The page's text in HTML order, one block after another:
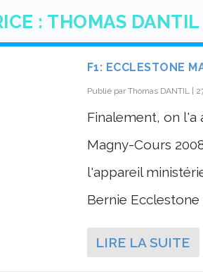
: THOMAS DANTIL
F1: ECCLESTONE
Publié par Thomas DANTIL|
Finalement, on l'a
Magny-Cours
l'appareil
Bernie Ecclestone
LIRE LA SUITE